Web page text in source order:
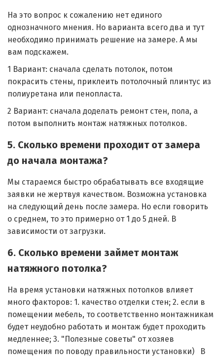
На это вопрос к сожалению нет единого
однозначного мнения. Но варианта всего два и тут
необходимо принимать решение на замере. А мы
вам подскажем.
1 Вариант: сначала сделать потолок, потом
покрасить стены, приклеить потолочный плинтус из
полиуретана или пенопласта.
2 Вариант: сначала доделать ремонт стен, пола, а
потом выполнить монтаж натяжных потолков.
5. Сколько времени проходит от замера
до начала монтажа?
Мы стараемся быстро обрабатывать все входящие
заявки не жертвуя качеством. Возможна установка
на следующий день после замера. Но если говорить
о среднем, то это примерно от 1 до 5 дней. В
зависимости от загрузки.
6. Сколько времени займет монтаж
натяжного потолка?
На время установки натяжных потолков влияет
много факторов: 1. качество отделки стен; 2. если в
помещении мебель, то соответственно монтажникам
будет неудобно работать и монтаж будет проходить
медленнее; 3. "Полезные советы" от хозяев
помещения по поводу правильности установки) В